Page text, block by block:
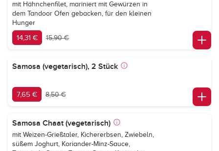
mit Hähnchenfilet, mariniert mit Gewürzen in
dem Tandoor Ofen gebacken, für den kleinen
Hunger
14,31 € 15,90 €
Samosa (vegetarisch), 2 Stück
7,65 € 8,50 €
Samosa Chaat (vegetarisch)
mit Weizen-Grießtaler, Kichererbsen, Zwiebeln,
süßem Joghurt, Koriander-Minz-Sauce,